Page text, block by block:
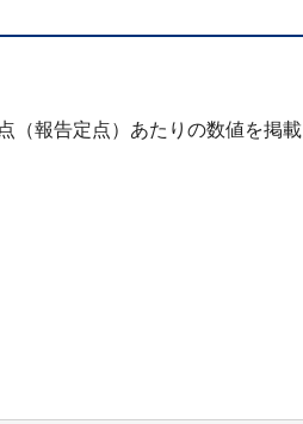
報告定点）あたりの数値を掲載